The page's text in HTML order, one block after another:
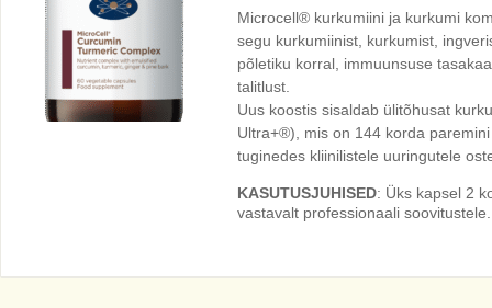
Microcell® kurkumiini ja kurkumi
segu kurkumiinist, kurkumist,
põletiku korral, immuunsuse
talitlust.
Uus koostis sisaldab ülitõhusat
Ultra+®), mis on 144 korda
tuginedes kliinilistele uuringutele
KASUTUSJUHISED: Üks kapsel 2
vastavalt professionaali soovitustele.